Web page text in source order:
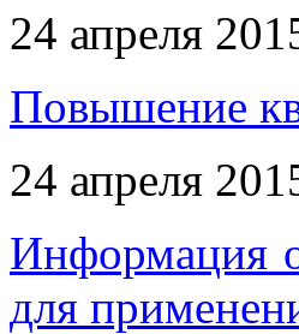
24 апреля
Повышение
24 апреля
Информация
для